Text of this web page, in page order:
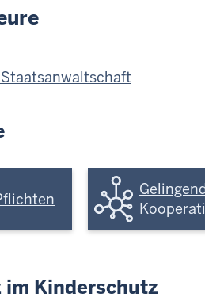
im Kinderschutz